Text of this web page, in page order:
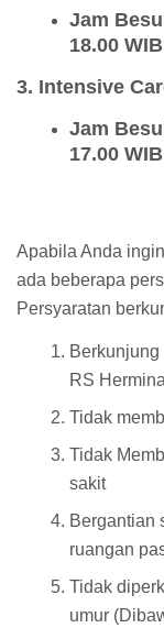
Jam
18.00 WIB
3. Intensive
Jam
17.00 WIB
Apabila Anda
ada beberapa
Persyaratan
RS
Tidak
Tidak
sakit
Bergantian
ruangan
Tidak
umur